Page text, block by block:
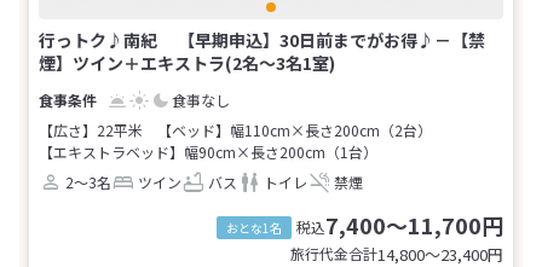
行っトク♪南紀 【早期申込】30日前までがお得♪－【禁
煙】ツイン＋エキストラ(2名～3名1室)
食事なし
【広さ】22平米
【ベッド】幅110cm×長さ200cm（2台）
【エキストラベッド】幅90cm×長さ200cm（1台）
2～3名
ツイン バス トイレ 禁煙
おとな1名 税込7,400～11,700円
旅行代金合計14,800〜23,400円